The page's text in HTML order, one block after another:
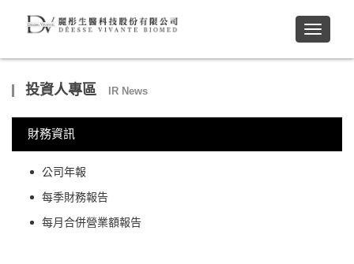
Toggle
投資人專區 IR News
財務資訊
公司年報
每季財務報告
每月合併營業額報告